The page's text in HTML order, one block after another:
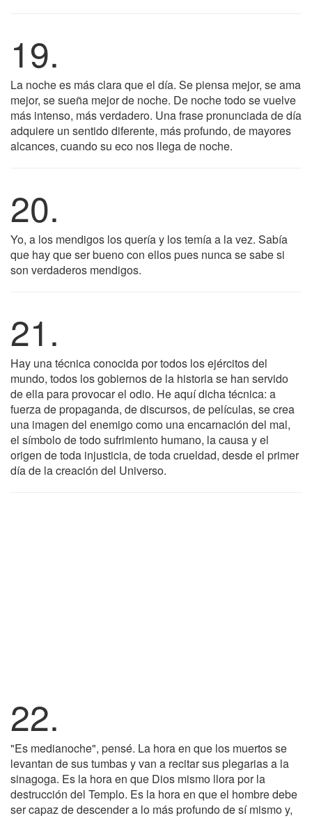
19.
La noche es más clara que el día. Se piensa mejor, se ama
mejor, se sueña mejor de noche. De noche todo se vuelve
más intenso, más verdadero. Una frase pronunciada de día
adquiere un sentido diferente, más profundo, de mayores
alcances, cuando su eco nos llega de noche.
20.
Yo, a los mendigos los quería y los temía a la vez. Sabía
que hay que ser bueno con ellos pues nunca se sabe si
son verdaderos mendigos.
21.
Hay una técnica conocida por todos los ejércitos del
mundo, todos los gobiernos de la historia se han servido
de ella para provocar el odio. He aquí dicha técnica: a
fuerza de propaganda, de discursos, de películas, se crea
una imagen del enemigo como una encarnación del mal,
el símbolo de todo sufrimiento humano, la causa y el
origen de toda injusticia, de toda crueldad, desde el primer
día de la creación del Universo.
22.
"Es medianoche", pensé. La hora en que los muertos se
levantan de sus tumbas y van a recitar sus plegarias a la
sinagoga. Es la hora en que Dios mismo llora por la
destrucción del Templo. Es la hora en que el hombre debe
ser capaz de descender a lo más profundo de sí mismo y,